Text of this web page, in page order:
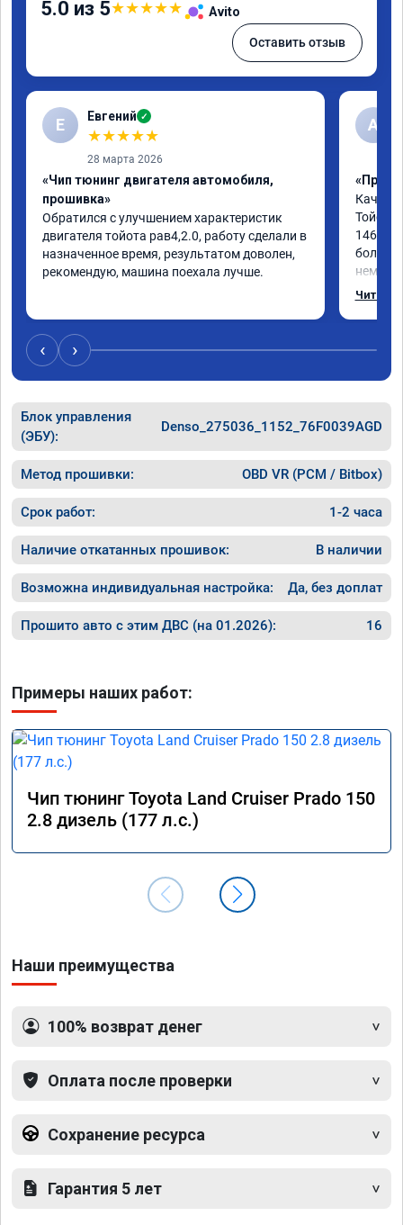
5.0 из 5★★★★★ Avito
Оставить отзыв
Е Евгений ✓
★★★★★
28 марта 2026
«Чип тюнинг двигателя автомобиля,
прошивка»
Обратился с улучшением характеристик
двигателя тойота рав4,2.0, работу сделали в
назначенное время, результатом доволен,
рекомендую, машина поехала лучше.
А
Тойоты
146л.с.
более
Мотор
Читать
‹ ›
Блок управления
(ЭБУ):
Denso_275036_1152_76F0039AGD
Метод прошивки: OBD VR (PCM / Bitbox)
Срок работ: 1-2 часа
Наличие откатанных прошивок: В наличии
Возможна индивидуальная настройка: Да, без доплат
Прошито авто с этим ДВС (на 01.2026): 16
Примеры наших работ:
Чип тюнинг Toyota Land Cruiser Prado 150
2.8 дизель (177 л.с.)
Наши преимущества
100% возврат денег
Оплата после проверки
Сохранение ресурса
Гарантия 5 лет